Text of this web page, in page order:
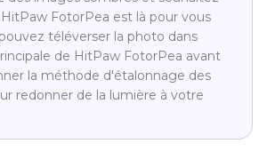
HitPaw FotorPea est là pour vous
téléverser la photo dans
de HitPaw FotorPea avant
la méthode d'étalonnage des
redonner de la lumière à votre